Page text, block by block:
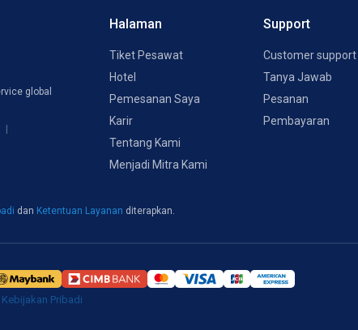
global
Halaman
Tiket Pesawat
Hotel
Pemesanan Saya
Karir
Tentang Kami
Menjadi Mitra Kami
Support
Customer support
Tanya Jawab
Pesanan
Pembayaran
dan Ketentuan Layanan diterapkan.
Kebijakan Pribadi